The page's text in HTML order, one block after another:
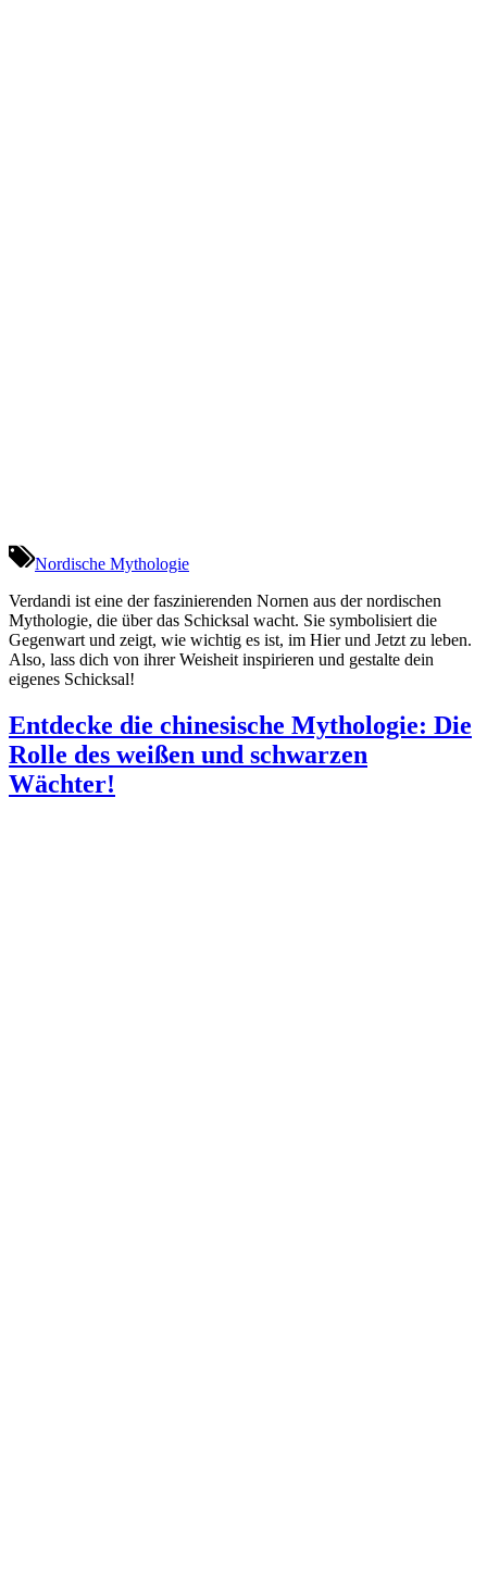
Nordische Mythologie
Verdandi ist eine der faszinierenden Nornen aus der nordischen
Mythologie, die über das Schicksal wacht. Sie symbolisiert die
Gegenwart und zeigt, wie wichtig es ist, im Hier und Jetzt zu leben.
Also, lass dich von ihrer Weisheit inspirieren und gestalte dein
eigenes Schicksal!
Entdecke die chinesische Mythologie: Die
Rolle des weißen und schwarzen
Wächter!